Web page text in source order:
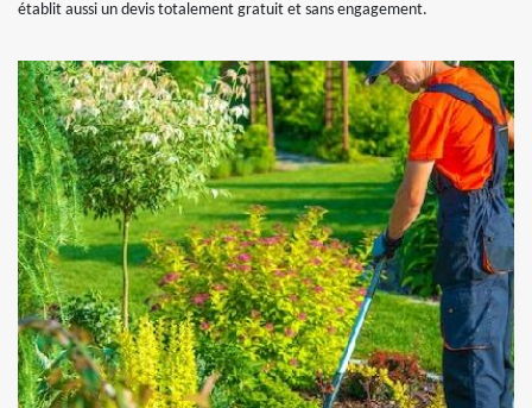
établit aussi un devis totalement gratuit et sans engagement.